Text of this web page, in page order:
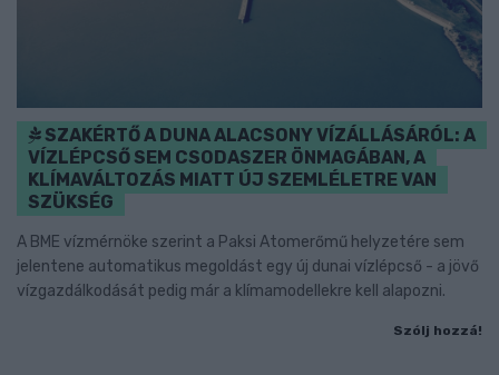
SZAKÉRTŐ A DUNA ALACSONY VÍZÁLLÁSÁRÓL: A
VÍZLÉPCSŐ SEM CSODASZER ÖNMAGÁBAN, A
KLÍMAVÁLTOZÁS MIATT ÚJ SZEMLÉLETRE VAN
SZÜKSÉG
A BME vízmérnöke szerint a Paksi Atomerőmű helyzetére sem
jelentene automatikus megoldást egy új dunai vízlépcső - a jövő
vízgazdálkodását pedig már a klímamodellekre kell alapozni.
Szólj hozzá!